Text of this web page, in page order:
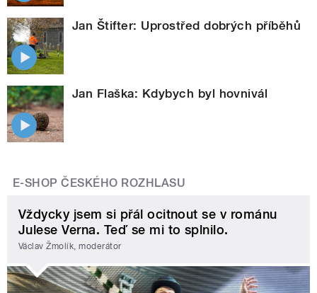
Jan Štifter: Uprostřed dobrých příběhů
Jan Flaška: Kdybych byl hovnivál
E-SHOP ČESKÉHO ROZHLASU
Vždycky jsem si přál ocitnout se v románu
Julese Verna. Teď se mi to splnilo.
Václav Žmolík, moderátor